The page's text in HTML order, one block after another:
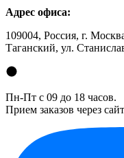
Адрес офиса:
109004, Россия, г.
Таганский, ул.
Пн-Пт с 09 до 18 часов.
Прием заказов через